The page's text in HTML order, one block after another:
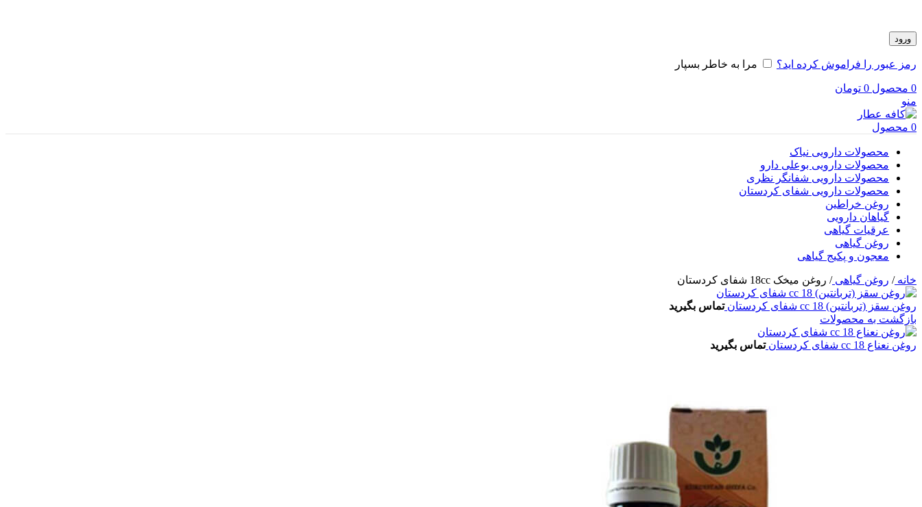
ورود
رمز عبور را فراموش کرده اید؟ مرا به خاطر بسپار
0 محصول 0 تومان
منو
0 محصول
محصولات دارویی نیاک
محصولات دارویی بوعلی دارو
محصولات دارویی شفانگر نظری
محصولات دارویی شفای کردستان
روغن خراطین
گیاهان دارویی
عرقیات گیاهی
روغن گیاهی
معجون و پکیج گیاهی
خانه/ روغن گیاهی/ روغن میخک 18cc شفای کردستان
روغن سقز (تربانتین) 18 cc شفای کردستان
تماس بگیرید
بازگشت به محصولات
روغن نعناع 18 cc شفای کردستان تماس بگیرید